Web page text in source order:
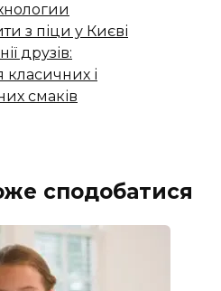
з піци у Києві
друзів:
і
смаків
сподобатися